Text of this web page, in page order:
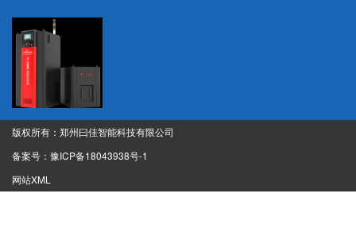
版权所有：郑州曰佳智能科技有限公司
备案号：豫ICP备18043938号-1
网站XML